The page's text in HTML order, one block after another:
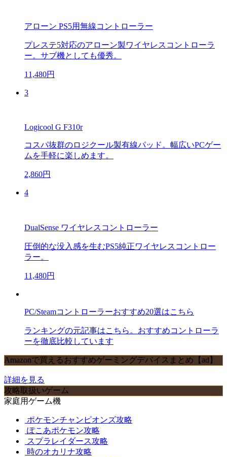
アローン PS5用無線コントローラー
プレステ5対応のアローン製ワイヤレスコントローラ
ー。サブ機としても優秀。
11,480円
3
Logicool G F310r
コスパ抜群のロジクール製有線パッド。幅広いPCゲー
ムを手軽に楽しめます。
2,860円
4
DualSense ワイヤレスコントローラー
圧倒的な没入感を生むPS5純正ワイヤレスコントロー
ラー。
11,480円
PC/Steamコントローラーおすすめ20選はこちら
ランキングの元記事はこちら。おすすめコントローラ
ーを徹底比較しています
Amazonで買えるおすすめゲーミングデバイスまとめ【ad】
詳細を見る
攻略取扱いゲーム
家庭用ゲーム機
ポケモンチャンピオンズ攻略
ぽこあポケモン攻略
スプラレイダース攻略
時のオカリナ攻略